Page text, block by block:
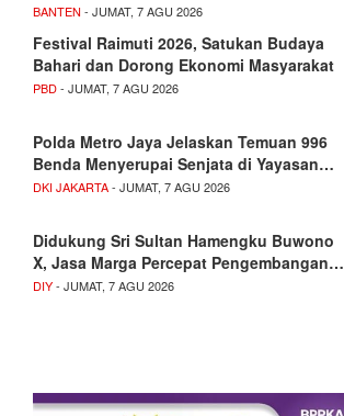
BANTEN - JUMAT, 7 AGU 2026
Festival Raimuti 2026, Satukan Budaya
Bahari dan Dorong Ekonomi Masyarakat
PBD- JUMAT, 7 AGU 2026
Polda Metro Jaya Jelaskan Temuan 996
Benda Menyerupai Senjata di Yayasan…
DKI JAKARTA- JUMAT, 7 AGU 2026
Didukung Sri Sultan Hamengku Buwono
X, Jasa Marga Percepat Pengembangan…
DIY- JUMAT, 7 AGU 2026